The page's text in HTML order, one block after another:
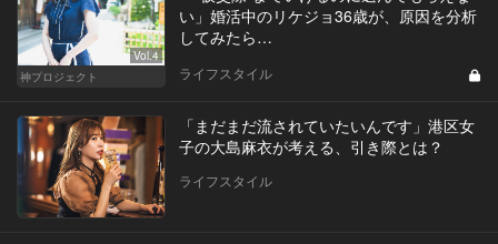
Vol.4
神プロジェクト
い」婚活中のリケジョ36歳が、原因を分析
してみたら…
ライフスタイル
「まだまだ流されていたいんです」港区女
子の大島麻衣が考える、引き際とは？
ライフスタイル